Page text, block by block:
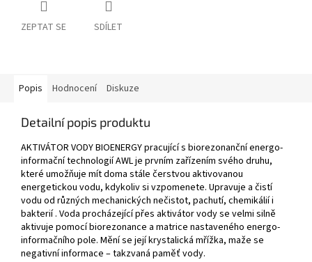
ZEPTAT SE SDÍLET
Popis Hodnocení Diskuze
Detailní popis produktu
AKTIVÁTOR VODY BIOENERGY pracující s biorezonanční energo-
informační technologií AWL je prvním zařízením svého druhu,
které umožňuje mít doma stále čerstvou aktivovanou
energetickou vodu, kdykoliv si vzpomenete. Upravuje a čistí
vodu od různých mechanických nečistot, pachutí, chemikálií i
bakterií . Voda procházející přes aktivátor vody se velmi silně
aktivuje pomocí biorezonance a matrice nastaveného energo-
informačního pole. Mění se její krystalická mřížka, maže se
negativní informace – takzvaná paměť vody.